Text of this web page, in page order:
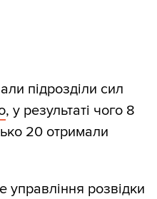
підрозділи сил
, у результаті чого 8
20 отримали
розвідки